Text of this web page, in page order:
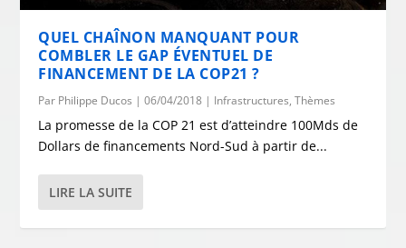
QUEL CHAÎNON MANQUANT POUR
COMBLER LE GAP ÉVENTUEL DE
FINANCEMENT DE LA COP21 ?
Par Philippe Ducos |06/04/2018 | Infrastructures,Thèmes
La promesse de la COP 21 est d’atteindre 100Mds de
Dollars de financements Nord-Sud à partir de...
LIRE LA SUITE